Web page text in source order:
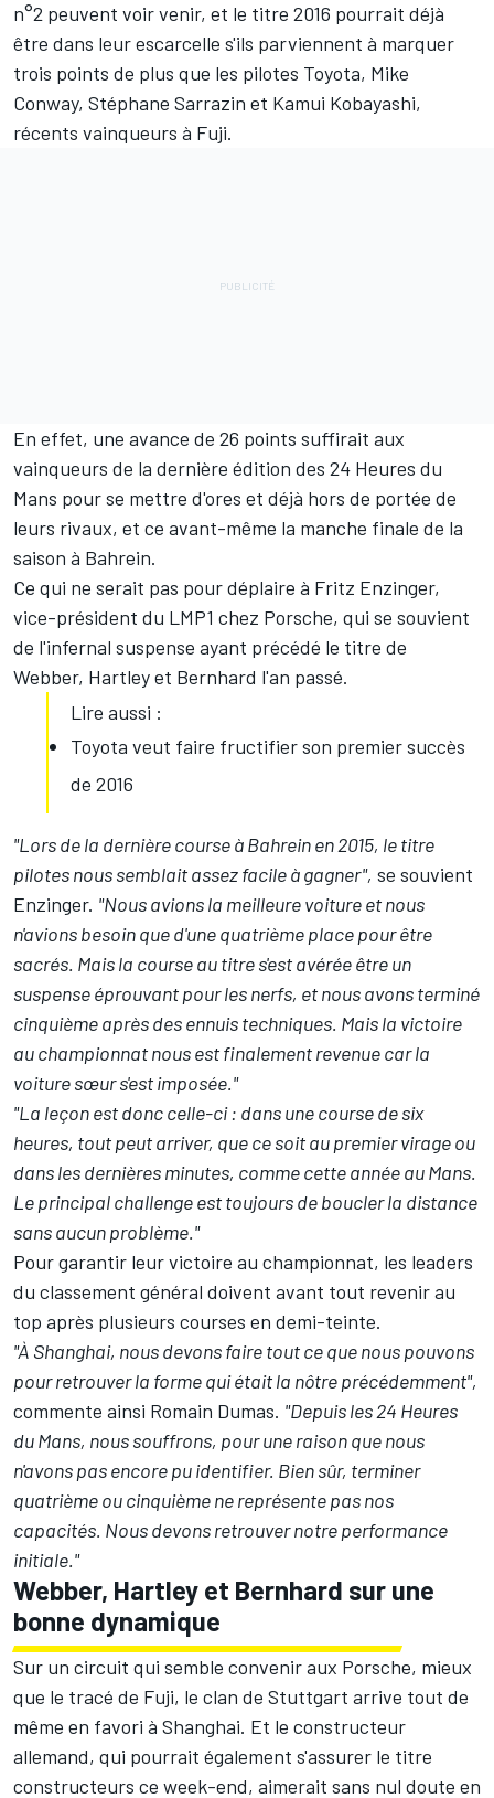
n°2 peuvent voir venir, et le titre 2016 pourrait déjà
être dans leur escarcelle s'ils parviennent à marquer
trois points de plus que les pilotes Toyota, Mike
Conway, Stéphane Sarrazin et Kamui Kobayashi,
récents vainqueurs à Fuji.
En effet, une avance de 26 points suffirait aux
vainqueurs de la dernière édition des 24 Heures du
Mans pour se mettre d'ores et déjà hors de portée de
leurs rivaux, et ce avant-même la manche finale de la
saison à Bahrein.
Ce qui ne serait pas pour déplaire à Fritz Enzinger,
vice-président du LMP1 chez Porsche, qui se souvient
de l'infernal suspense ayant précédé le titre de
Webber, Hartley et Bernhard l'an passé.
Lire aussi :
Toyota veut faire fructifier son premier succès
de 2016
"Lors de la dernière course à Bahrein en 2015, le titre
pilotes nous semblait assez facile à gagner", se souvient
Enzinger. "Nous avions la meilleure voiture et nous
n'avions besoin que d'une quatrième place pour être
sacrés. Mais la course au titre s'est avérée être un
suspense éprouvant pour les nerfs, et nous avons terminé
cinquième après des ennuis techniques. Mais la victoire
au championnat nous est finalement revenue car la
voiture sœur s'est imposée."
"La leçon est donc celle-ci: dans une course de six
heures, tout peut arriver, que ce soit au premier virage ou
dans les dernières minutes, comme cette année au Mans.
Le principal challenge est toujours de boucler la distance
sans aucun problème."
Pour garantir leur victoire au championnat, les leaders
du classement général doivent avant tout revenir au
top après plusieurs courses en demi-teinte.
"À Shanghai, nous devons faire tout ce que nous pouvons
pour retrouver la forme qui était la nôtre précédemment",
commente ainsi Romain Dumas. "Depuis les 24 Heures
du Mans, nous souffrons, pour une raison que nous
n'avons pas encore pu identifier. Bien sûr, terminer
quatrième ou cinquième ne représente pas nos
capacités. Nous devons retrouver notre performance
initiale."
Webber, Hartley et Bernhard sur une
bonne dynamique
Sur un circuit qui semble convenir aux Porsche, mieux
que le tracé de Fuji, le clan de Stuttgart arrive tout de
même en favori à Shanghai. Et le constructeur
allemand, qui pourrait également s'assurer le titre
constructeurs ce week-end, aimerait sans nul doute en